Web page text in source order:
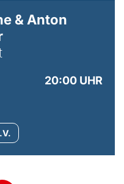
& Anton
20:00 UHR